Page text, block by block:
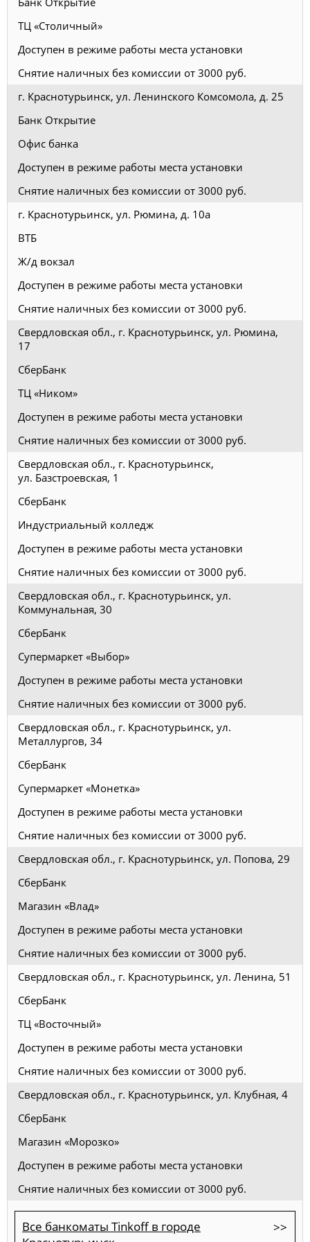
ТЦ «Столичный»
Доступен в режиме работы места установки
Снятие наличных без комиссии от 3000 руб.
г. Краснотурьинск, ул. Ленинского Комсомола, д. 25
Банк Открытие
Офис банка
Доступен в режиме работы места установки
Снятие наличных без комиссии от 3000 руб.
г. Краснотурьинск, ул. Рюмина, д. 10а
ВТБ
Ж/д вокзал
Доступен в режиме работы места установки
Снятие наличных без комиссии от 3000 руб.
Свердловская обл., г. Краснотурьинск, ул. Рюмина,
17
СберБанк
ТЦ «Ником»
Доступен в режиме работы места установки
Снятие наличных без комиссии от 3000 руб.
Свердловская обл., г. Краснотурьинск,
ул. Базстроевская, 1
СберБанк
Индустриальный колледж
Доступен в режиме работы места установки
Снятие наличных без комиссии от 3000 руб.
Свердловская обл., г. Краснотурьинск, ул.
Коммунальная, 30
СберБанк
Супермаркет «Выбор»
Доступен в режиме работы места установки
Снятие наличных без комиссии от 3000 руб.
Свердловская обл., г. Краснотурьинск, ул.
Металлургов, 34
СберБанк
Супермаркет «Монетка»
Доступен в режиме работы места установки
Снятие наличных без комиссии от 3000 руб.
Свердловская обл., г. Краснотурьинск, ул. Попова, 29
СберБанк
Магазин «Влад»
Доступен в режиме работы места установки
Снятие наличных без комиссии от 3000 руб.
Свердловская обл., г. Краснотурьинск, ул. Ленина, 51
СберБанк
ТЦ «Восточный»
Доступен в режиме работы места установки
Снятие наличных без комиссии от 3000 руб.
Свердловская обл., г. Краснотурьинск, ул. Клубная, 4
СберБанк
Магазин «Морозко»
Доступен в режиме работы места установки
Снятие наличных без комиссии от 3000 руб.
Все банкоматы Tinkoff в городе